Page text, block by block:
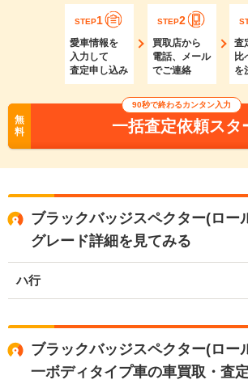
STEP1
愛車情報を
入力して
査定申し込み
STEP2
買取店から
電話、メール
でご連絡
査
比
を
無
料
90秒で終わるカンタン入力
一括査定依頼スタ
ブラックバッジスペクター(ロー
グレード詳細を見てみる
ハ行
ブラックバッジスペクター(ロー
一ボディタイプ車の車買取・査